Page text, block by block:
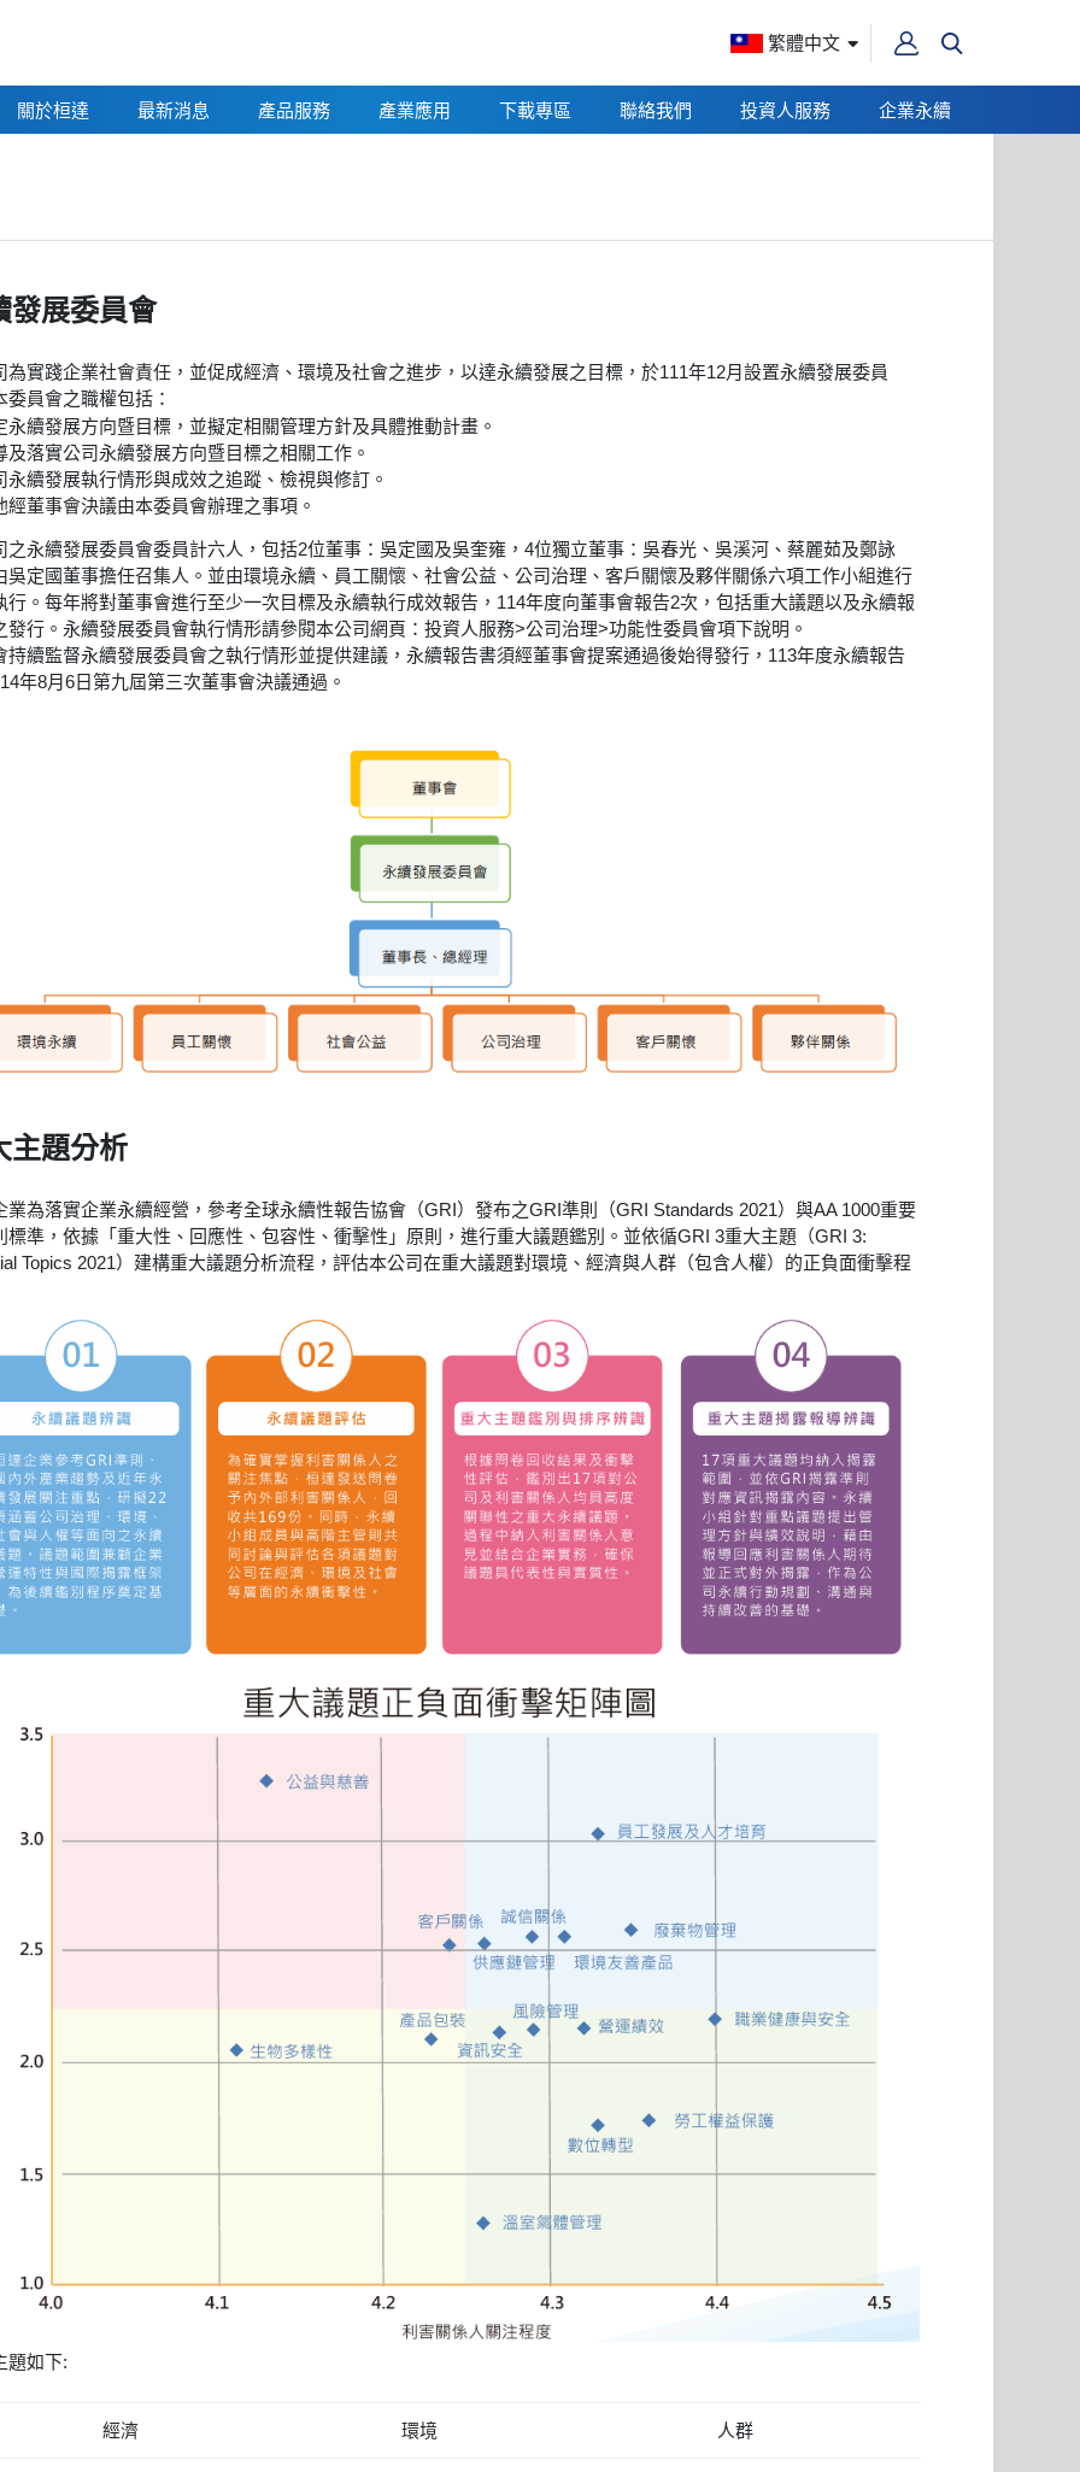
繁體中文
關於桓達 最新消息 產品服務 產業應用 下載專區 聯絡我們 投資人服務 企業永續
發展委員會
為實踐企業社會責任，並促成經濟、環境及社會之進步，以達永續發展之目標，於111年12月設置永續發展委員
委員會之職權包括：
永續發展方向暨目標，並擬定相關管理方針及具體推動計畫。
及落實公司永續發展方向暨目標之相關工作。
永續發展執行情形與成效之追蹤、檢視與修訂。
經董事會決議由本委員會辦理之事項。
之永續發展委員會委員計六人，包括2位董事：吳定國及吳奎雍，4位獨立董事：吳春光、吳溪河、蔡麗茹及鄭詠
吳定國董事擔任召集人。並由環境永續、員工關懷、社會公益、公司治理、客戶關懷及夥伴關係六項工作小組進行
行。每年將對董事會進行至少一次目標及永續執行成效報告，114年度向董事會報告2次，包括重大議題以及永續報
發行。永續發展委員會執行情形請參閱本公司網頁：投資人服務>公司治理>功能性委員會項下說明。
持續監督永續發展委員會之執行情形並提供建議，永續報告書須經董事會提案通過後始得發行，113年度永續報告
年8月6日第九屆第三次董事會決議通過。
主題分析
業為落實企業永續經營，參考全球永續性報告協會（GRI）發布之GRI準則（GRI Standards 2021）與AA 1000重要
標準，依據「重大性、回應性、包容性、衝擊性」原則，進行重大議題鑑別。並依循GRI 3重大主題（GRI 3:
Topics 2021）建構重大議題分析流程，評估本公司在重大議題對環境、經濟與人群（包含人權）的正負面衝擊程
題如下:
經濟 環境 人群